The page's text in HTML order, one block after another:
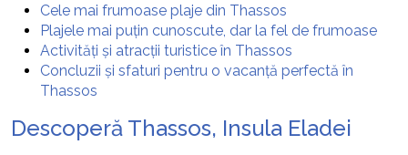
Cele mai frumoase plaje din Thassos
Plajele mai puțin cunoscute, dar la fel de frumoase
Activități și atracții turistice în Thassos
Concluzii și sfaturi pentru o vacanță perfectă în
Thassos
Descoperă Thassos, Insula Eladei